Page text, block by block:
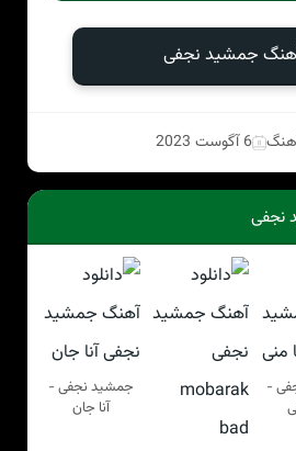
آهنگ جمشید نجفی
6 آگوست 2023
نجفی
-
جمشید نجفی -
آنا جان